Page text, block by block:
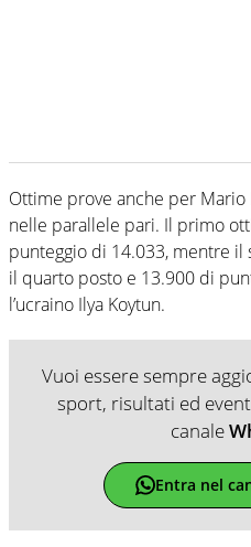
Ottime prove anche per
nelle parallele pari. Il primo
punteggio di 14.033, mentre il
il quarto posto e 13.900 di
l’ucraino Ilya Koytun.
Vuoi essere sempre
sport, risultati ed
canale
Entra nel